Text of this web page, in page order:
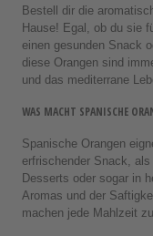
Bestell dir die
Hause! Egal, ob du sie
einen gesunden Snack
diese Orangen sind
und das mediterrane
WAS MACHT SPANISCHE
Spanische Orangen
erfrischender Snack,
Desserts oder sogar in
Aromas und der
machen jede Mahlzeit